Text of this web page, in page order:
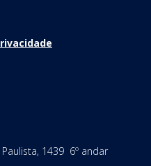
1439 6º andar